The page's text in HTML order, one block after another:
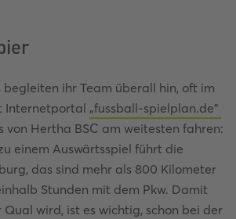
begleiten ihr Team überall hin, oft im
Internetportal „fussball-spielplan.de"
von Hertha BSC am weitesten fahren:
einem Auswärtsspiel führt die
das sind mehr als 800 Kilometer
Stunden mit dem Pkw. Damit
wird, ist es wichtig, schon bei der